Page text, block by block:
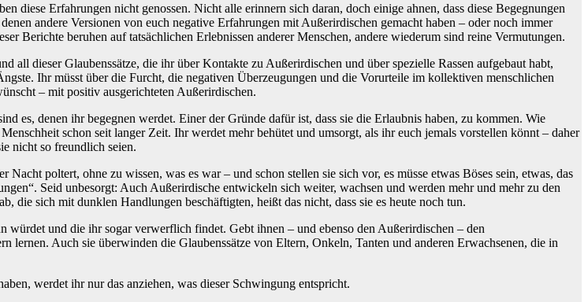
diese Erfahrungen nicht genossen. Nicht alle erinnern sich daran, doch einige ahnen, dass diese Begegnungen
andere Versionen von euch negative Erfahrungen mit Außerirdischen gemacht haben – oder noch immer
Berichte beruhen auf tatsächlichen Erlebnissen anderer Menschen, andere wiederum sind reine Vermutungen.
all dieser Glaubenssätze, die ihr über Kontakte zu Außerirdischen und über spezielle Rassen aufgebaut habt,
Ihr müsst über die Furcht, die negativen Überzeugungen und die Vorurteile im kollektiven menschlichen
– mit positiv ausgerichteten Außerirdischen.
es, denen ihr begegnen werdet. Einer der Gründe dafür ist, dass sie die Erlaubnis haben, zu kommen. Wie
schon seit langer Zeit. Ihr werdet mehr behütet und umsorgt, als ihr euch jemals vorstellen könnt – daher
nicht so freundlich seien.
poltert, ohne zu wissen, was es war – und schon stellen sie sich vor, es müsse etwas Böses sein, etwas, das
Seid unbesorgt: Auch Außerirdische entwickeln sich weiter, wachsen und werden mehr und mehr zu den
die sich mit dunklen Handlungen beschäftigten, heißt das nicht, dass sie es heute noch tun.
würdet und die ihr sogar verwerflich findet. Gebt ihnen – und ebenso den Außerirdischen – den
lernen. Auch sie überwinden die Glaubenssätze von Eltern, Onkeln, Tanten und anderen Erwachsenen, die in
werdet ihr nur das anziehen, was dieser Schwingung entspricht.